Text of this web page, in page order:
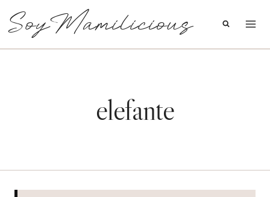
contenido
SoyMamilicious
elefante